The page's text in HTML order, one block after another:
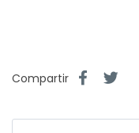
Compartir